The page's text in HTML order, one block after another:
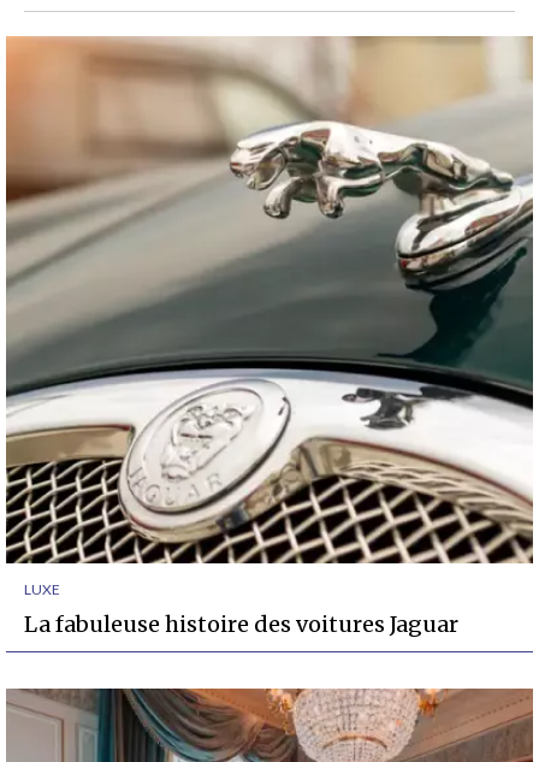
LUXE
La fabuleuse histoire des voitures Jaguar